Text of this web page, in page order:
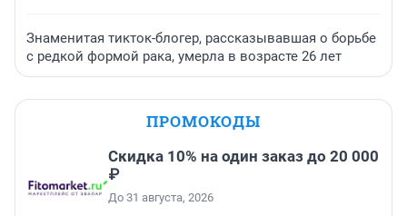
Знаменитая тикток-блогер, рассказывавшая о борьбе
с редкой формой рака, умерла в возрасте 26 лет
ПРОМОКОДЫ
Скидка 10% на один заказ до 20 000
₽
До 31 августа, 2026